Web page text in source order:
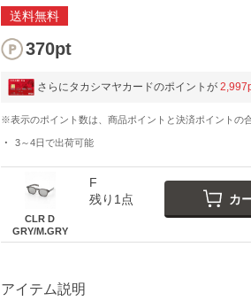
送料無料
370pt
さらにタカシマヤカードのポイントが
※表示のポイント数は、商品ポイントと決済ポイントの
3～4日で出荷可能
CLR D
GRY/M.GRY
F
残り1点
カ
アイテム説明